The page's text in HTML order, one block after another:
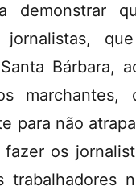
demonstrar
jornalistas,
Bárbara,
para não
os
trabalhadores